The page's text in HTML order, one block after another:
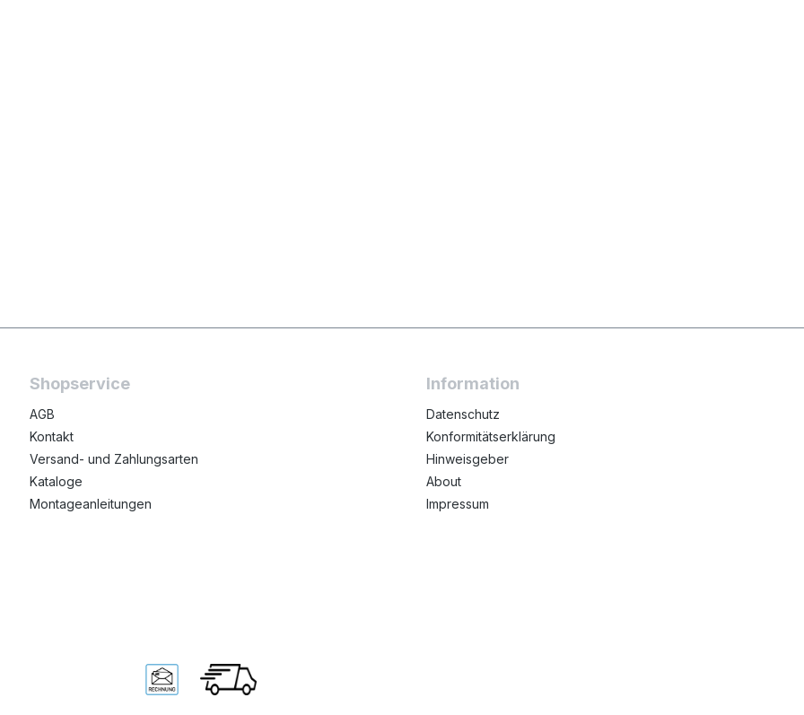
Shopservice
AGB
Kontakt
Versand- und Zahlungsarten
Kataloge
Montageanleitungen
Information
Datenschutz
Konformitätserklärung
Hinweisgeber
About
Impressum